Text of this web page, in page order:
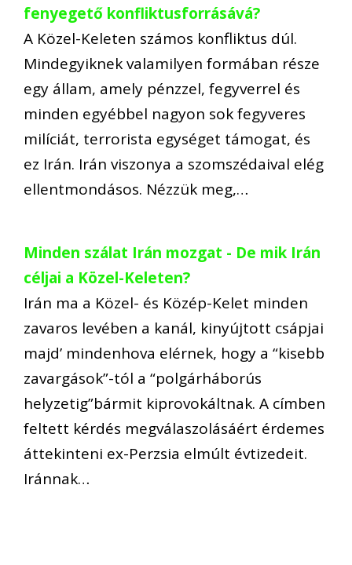
fenyegető konfliktusforrásává?
A Közel-Keleten számos konfliktus dúl.
Mindegyiknek valamilyen formában része
egy állam, amely pénzzel, fegyverrel és
minden egyébbel nagyon sok fegyveres
milíciát, terrorista egységet támogat, és
ez Irán. Irán viszonya a szomszédaival elég
ellentmondásos. Nézzük meg,…
Minden szálat Irán mozgat - De mik Irán
céljai a Közel-Keleten?
Irán ma a Közel- és Közép-Kelet minden
zavaros levében a kanál, kinyújtott csápjai
majd’ mindenhova elérnek, hogy a “kisebb
zavargások”-tól a “polgárháborús
helyzetig”bármit kiprovokáltnak. A címben
feltett kérdés megválaszolásáért érdemes
áttekinteni ex-Perzsia elmúlt évtizedeit.
Iránnak…